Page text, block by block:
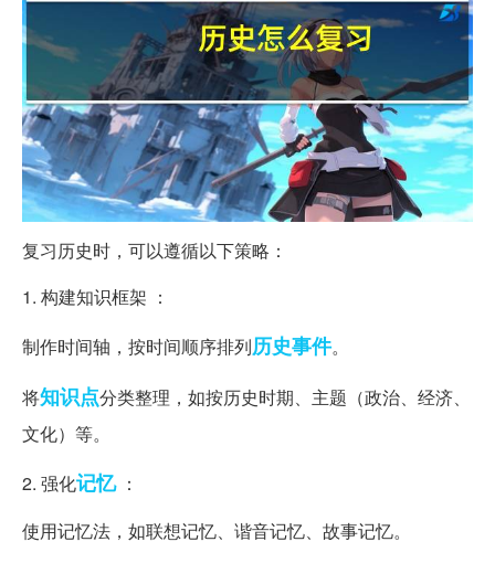
复习历史时，可以遵循以下策略：
1. 构建知识框架 ：
制作时间轴，按时间顺序排列历史事件。
将知识点分类整理，如按历史时期、主题（政治、经济、
文化）等。
2. 强化记忆：
使用记忆法，如联想记忆、谐音记忆、故事记忆。